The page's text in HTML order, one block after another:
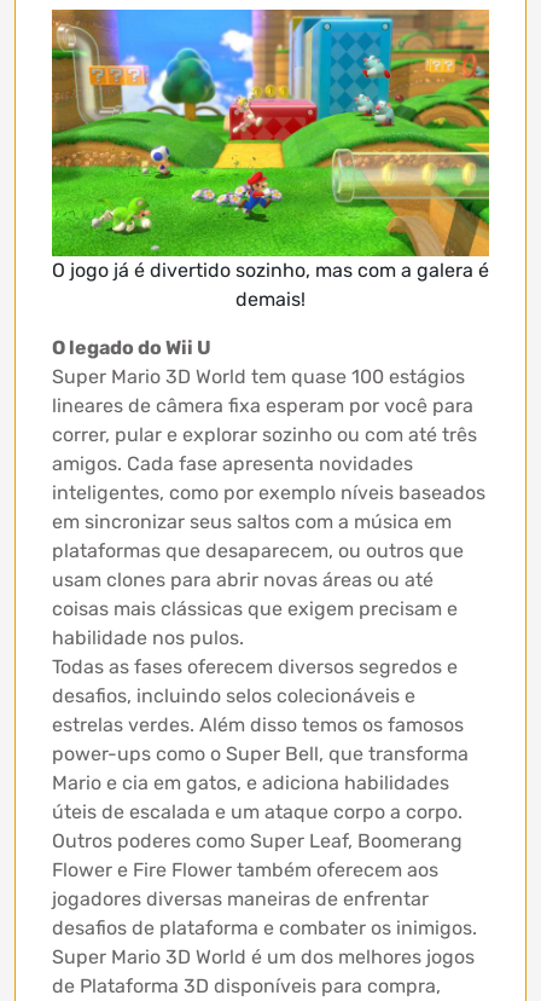
O jogo já é divertido sozinho, mas com a galera é
demais!
O legado do Wii U
Super Mario 3D World tem quase 100 estágios
lineares de câmera fixa esperam por você para
correr, pular e explorar sozinho ou com até três
amigos. Cada fase apresenta novidades
inteligentes, como por exemplo níveis baseados
em sincronizar seus saltos com a música em
plataformas que desaparecem, ou outros que
usam clones para abrir novas áreas ou até
coisas mais clássicas que exigem precisam e
habilidade nos pulos.
Todas as fases oferecem diversos segredos e
desafios, incluindo selos colecionáveis ​​e
estrelas verdes. Além disso temos os famosos
power-ups como o Super Bell, que transforma
Mario e cia em gatos, e adiciona habilidades
úteis de escalada e um ataque corpo a corpo.
Outros poderes como Super Leaf, Boomerang
Flower e Fire Flower também oferecem aos
jogadores diversas maneiras de enfrentar
desafios de plataforma e combater os inimigos.
Super Mario 3D World é um dos melhores jogos
de Plataforma 3D disponíveis para compra,